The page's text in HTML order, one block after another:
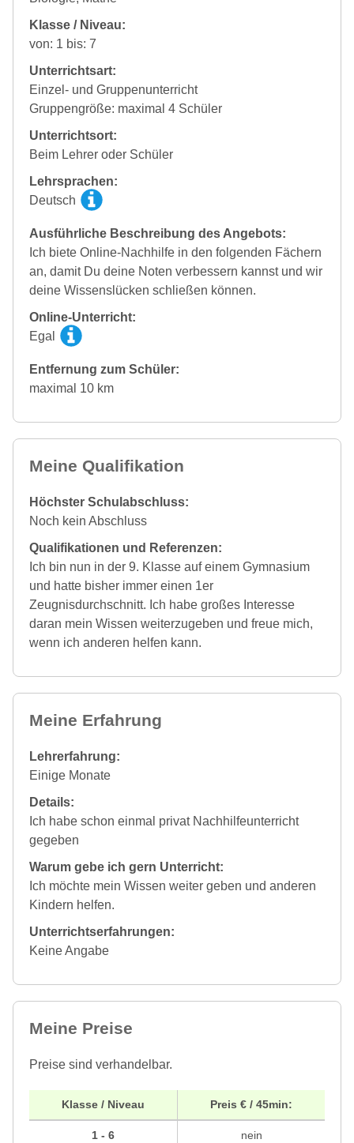
Klasse / Niveau:
von: 1 bis: 7
Unterrichtsart:
Einzel- und Gruppenunterricht
Gruppengröße: maximal 4 Schüler
Unterrichtsort:
Beim Lehrer oder Schüler
Lehrsprachen:
Deutsch
Ausführliche Beschreibung des Angebots:
Ich biete Online-Nachhilfe in den folgenden Fächern
an, damit Du deine Noten verbessern kannst und wir
deine Wissenslücken schließen können.
Online-Unterricht:
Egal
Entfernung zum Schüler:
maximal 10 km
Meine Qualifikation
Höchster Schulabschluss:
Noch kein Abschluss
Qualifikationen und Referenzen:
Ich bin nun in der 9. Klasse auf einem Gymnasium
und hatte bisher immer einen 1er
Zeugnisdurchschnitt. Ich habe großes Interesse
daran mein Wissen weiterzugeben und freue mich,
wenn ich anderen helfen kann.
Meine Erfahrung
Lehrerfahrung:
Einige Monate
Details:
Ich habe schon einmal privat Nachhilfeunterricht
gegeben
Warum gebe ich gern Unterricht:
Ich möchte mein Wissen weiter geben und anderen
Kindern helfen.
Unterrichtserfahrungen:
Keine Angabe
Meine Preise
Preise sind verhandelbar.
Klasse / Niveau
1 - 6
Preis € / 45min:
nein